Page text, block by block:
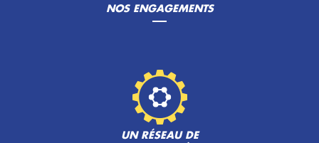
NOS ENGAGEMENTS
UN RÉSEAU DE